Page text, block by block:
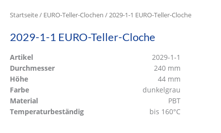
Startseite/ EURO-Teller-Clochen / 2029-1-1 EURO-Teller-Cloche
2029-1-1 EURO-Teller-Cloche
Artikel
2029-1-1
Durchmesser
240 mm
Höhe
44 mm
Farbe
dunkelgrau
Material
PBT
Temperaturbeständig
bis 160°C